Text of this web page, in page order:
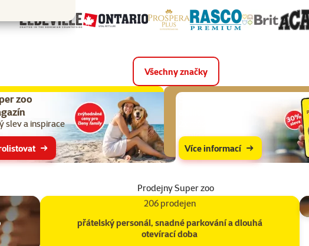
Všechny značky
zoo
slev a inspirace
nabídky
Více informací
Prodejny Super zoo
206 prodejen
přátelský personál, snadné parkování a dlouhá
otevírací doba